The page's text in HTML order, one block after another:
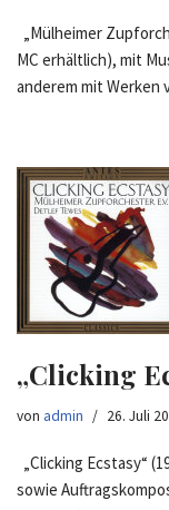
„Mülheimer
MC erhältlich), mit
anderem mit Werken
„Clicking
von admin 26. Juli
„Clicking Ecstasy“
sowie